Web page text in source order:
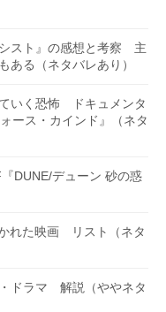
スト』の感想と考察 主
る（ネタバレあり）
いく恐怖 ドキュメンタ
ース・カインド』（ネタ
DUNE/デューン 砂の惑
れた映画 リスト（ネタ
ドラマ 解説（ややネタ